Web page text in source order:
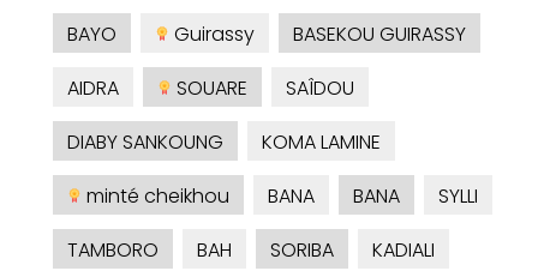
BAYO
Guirassy
BASEKOU GUIRASSY
AIDRA
SOUARE
SAÎDOU
DIABY SANKOUNG
KOMA LAMINE
minté cheikhou
BANA BANA
SYLLI
TAMBORO
BAH SORIBA
KADIALI